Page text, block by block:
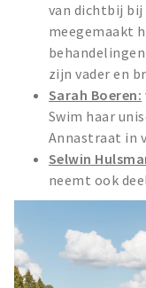
van dichtbij bij
meegemaakt
zijn vader en
Sarah Boeren:
Swim haar
Annastraat in
Selwin
neemt ook